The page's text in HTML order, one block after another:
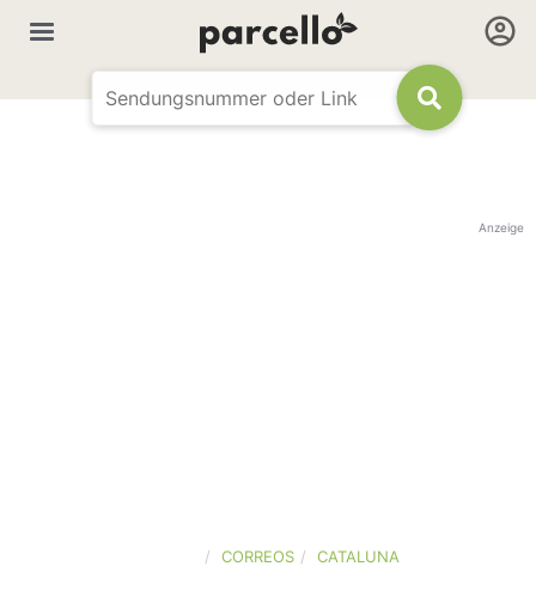
Anzeige
CORREOS CATALUNA